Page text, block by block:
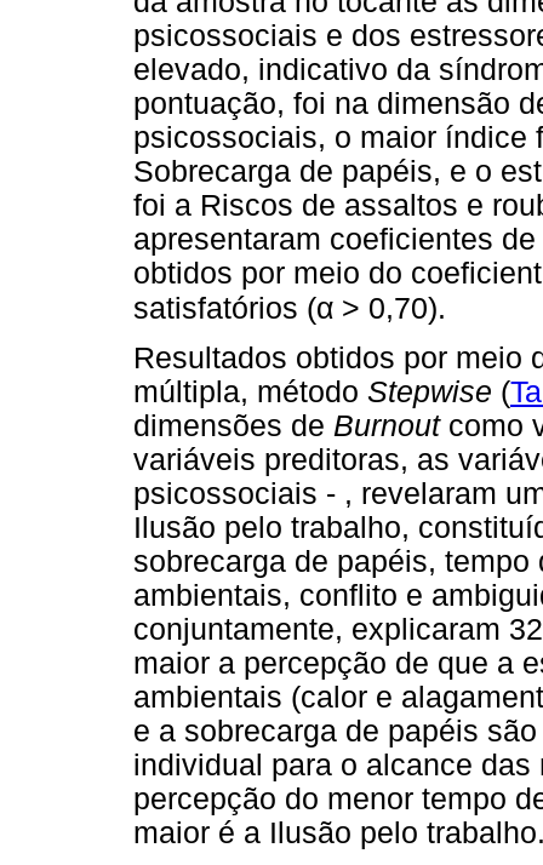
psicossociais e dos
elevado, indicativo da
pontuação, foi na dimensão
psicossociais, o maior índice
Sobrecarga de papéis, e o
foi a Riscos de assaltos e
apresentaram coeficientes
obtidos por meio do
satisfatórios (α > 0,70).
Resultados obtidos por meio
múltipla, método Stepwise (
dimensões de Burnoutcomo
variáveis preditoras, as
psicossociais - , revelaram
Ilusão pelo trabalho,
sobrecarga de papéis,
ambientais, conflito e
conjuntamente, explicaram
maior a percepção de que a
ambientais (calor e
e a sobrecarga de papéis
individual para o alcance
percepção do menor tempo
maior é a Ilusão pelo